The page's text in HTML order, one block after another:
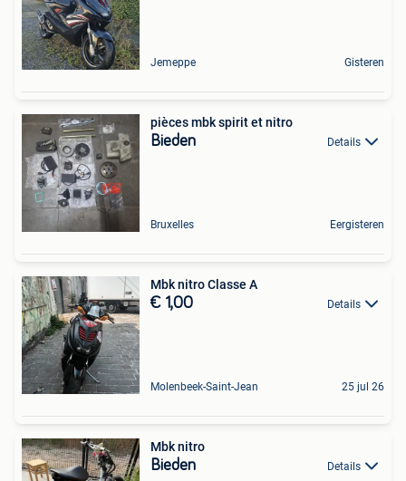
Jemeppe Gisteren
pièces mbk spirit et nitro
Bieden Details
Bruxelles Eergisteren
Mbk nitro Classe A
€ 1,00 Details
Molenbeek-Saint-Jean 25 jul 26
Mbk nitro
Bieden Details